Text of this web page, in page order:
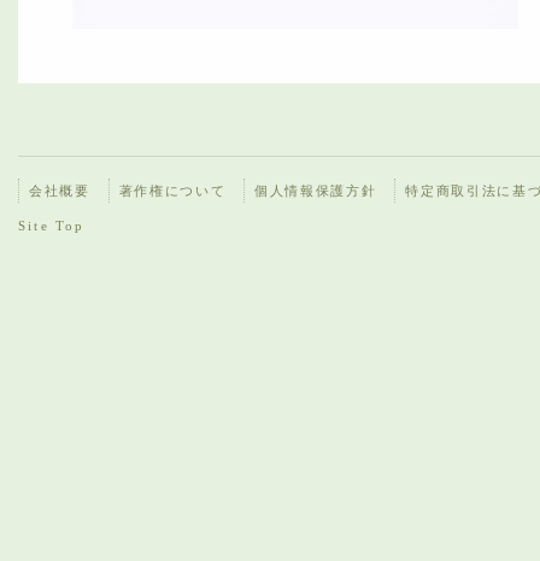
会社概要 著作権について 個人情報保護方針 特定商取引法に基
Site Top